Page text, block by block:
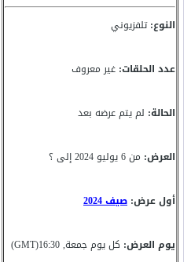
النوع:تلفزيوني
عدد الحلقات: غير معروف
الحالة: لم يتم عرضه بعد
العرض: من 6 يوليو 2024 إلى ؟
أول عرض: صيف 2024
يوم العرض: كل يوم جمعة, 16:30(GMT)